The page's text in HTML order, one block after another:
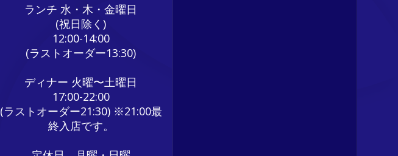
ランチ 水・木・金曜日
(祝日除く)
12:00-14:00
(ラストオーダー13:30)
ディナー 火曜〜土曜日
17:00-22:00
(ラストオーダー21:30) ※21:00最
終入店です。